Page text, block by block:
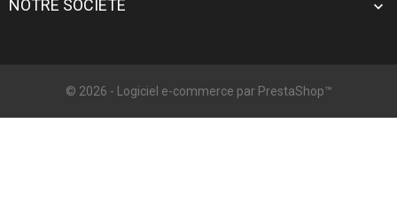
NOTRE SOCIÉTÉ 
© 2026 - Logiciel e-commerce par PrestaShop™